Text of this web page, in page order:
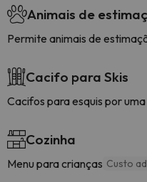
Animais de
Permite animais de
Cacifo para Skis
Cacifos para esquis por
Cozinha
Menu para crianças Custo